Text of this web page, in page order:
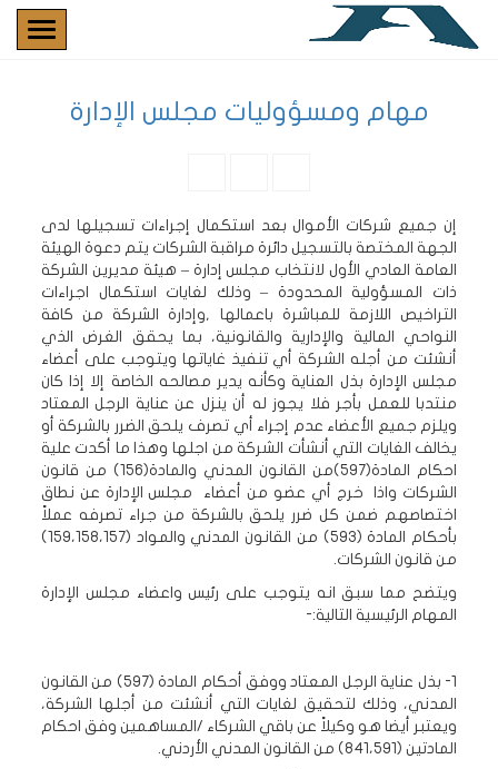
مهام ومسؤوليات مجلس الإدارة
إن جميع شركات الأموال بعد استكمال إجراءات تسجيلها لدى
الجهة المختصة بالتسجيل دائرة مراقبة الشركات يتم دعوة الهيئة
العامة العادي الأول لانتخاب مجلس إدارة – هيئة مديرين الشركة
ذات المسؤولية المحدودة – وذلك لغايات استكمال اجراءات
التراخيص اللازمة للمباشرة باعمالها ,وإدارة الشركة من كافة
النواحي المالية والإدارية والقانونية، بما يحقق الغرض الذي
أنشئت من أجله الشركة أي تنفيذ غاياتها ويتوجب على أعضاء
مجلس الإدارة بذل العناية وكأنه يدير مصالحه الخاصة إلا إذا كان
منتدبا للعمل بأجر فلا يجوز له أن ينزل عن عناية الرجل المعتاد
ويلزم جميع الأعضاء عدم إجراء أي تصرف يلحق الضرر بالشركة أو
يخالف الغايات التي أنشأت الشركة من اجلها وهذا ما أكدت علية
احكام المادة(597)من القانون المدني والمادة(156) من قانون
الشركات واذا خرج أي عضو من أعضاء مجلس الإدارة عن نطاق
اختصاصهم ضمن كل ضرر يلحق بالشركة من جراء تصرفه عملاً
بأحكام المادة (593) من القانون المدني والمواد (159،158،157)
من قانون الشركات.
ويتضح مما سبق انه يتوجب على رئيس واعضاء مجلس الإدارة
المهام الرئيسية التالية:-
1- بذل عناية الرجل المعتاد ووفق أحكام المادة (597) من القانون
المدني، وذلك لتحقيق لغايات التي أنشئت من أجلها الشركة،
ويعتبر أيضا هو وكيلاً عن باقي الشركاء /المساهمين وفق احكام
المادتين (841،591) من القانون المدني الأردني.